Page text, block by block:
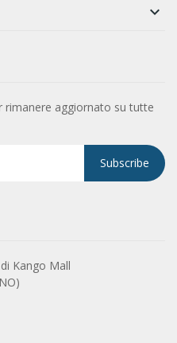

rimanere aggiornato su tutte
Subscribe
Kango Mall